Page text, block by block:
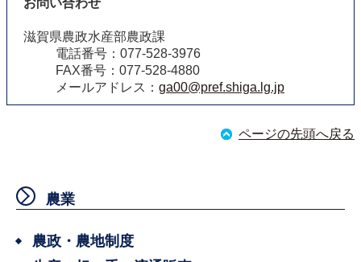
滋賀県農政水産部農政課
電話番号：077-528-3976
FAX番号：077-528-4880
メールアドレス： ga00@pref.shiga.lg.jp
ページの先頭へ戻る
農業
農政・農地制度